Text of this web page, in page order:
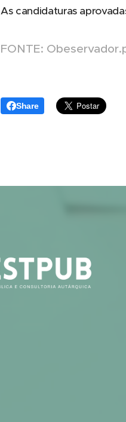
As candidaturas
FONTE:
Share